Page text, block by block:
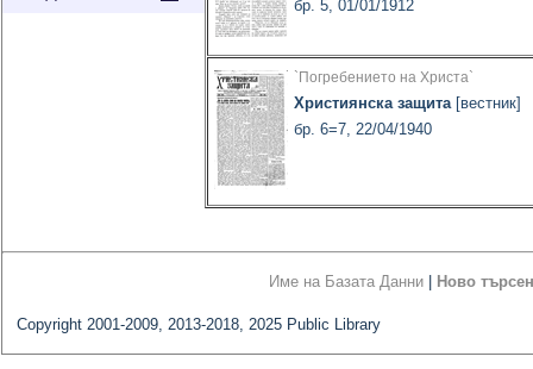
бр. 5, 01/01/1912
`Погребението на Христа`
Християнска защита[вестник]
бр. 6=7, 22/04/1940
Име на Базата Данни Ново
Copyright 2001-2009, 2013-2018, 2025 Public Library